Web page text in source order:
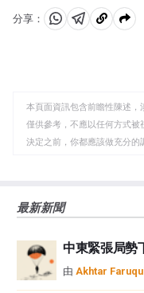
可能推高金價。
分享：
分 分 複
板
本頁面資訊包含前瞻性陳述
僅供參考，不應以任何方式被
決定之前，你都應該做充分
觀點，並不代表FXStreet或其
如果文章正文中沒有明確提到
中都沒有頭寸，也沒有與文
者沒有收到撰寫這篇文章的報
最新新聞
中東緊張局勢
由 Akhtar